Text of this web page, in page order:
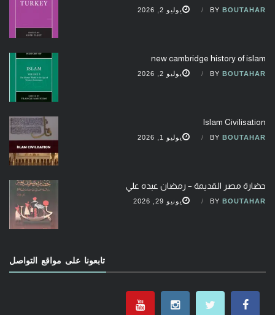
BY BOUTAHAR يوليو 2, 2026
new cambridge history of islam
BY BOUTAHAR يوليو 2, 2026
Islam Civilisation
BY BOUTAHAR يوليو 1, 2026
حضارة مصر القديمة – رمضان عبده علي
BY BOUTAHAR يونيو 29, 2026
تابعونا على مواقع التواصل